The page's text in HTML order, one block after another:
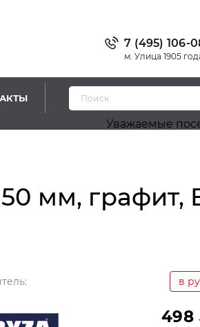
7 (495) 106-
м. Улица 1905
Уважаемые
мм, графит,
в
498